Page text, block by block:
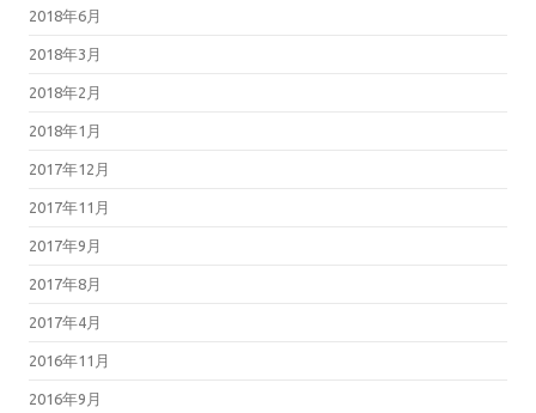
2018年6月
2018年3月
2018年2月
2018年1月
2017年12月
2017年11月
2017年9月
2017年8月
2017年4月
2016年11月
2016年9月